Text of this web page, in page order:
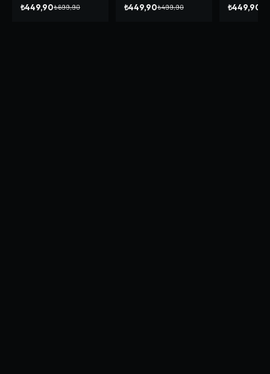
₺449,90₺699,90 ₺449,90₺499,90 ₺449,90